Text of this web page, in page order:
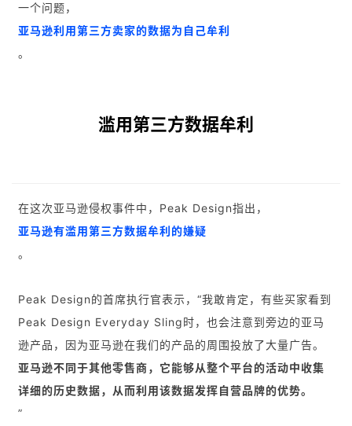
一个问题，
亚马逊利用第三方卖家的数据为自己牟利
。
滥用第三方数据牟利
在这次亚马逊侵权事件中，Peak Design指出，
亚马逊有滥用第三方数据牟利的嫌疑
。
Peak Design的首席执行官表示，“我敢肯定，有些买家看到
Peak Design Everyday Sling时，也会注意到旁边的亚马
逊产品，因为亚马逊在我们的产品的周围投放了大量广告。
亚马逊不同于其他零售商，它能够从整个平台的活动中收集
详细的历史数据，从而利用该数据发挥自营品牌的优势。
”